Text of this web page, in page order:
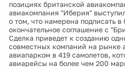
позициях британской
авиакомпания "Иберия"
о том, что намерена подписать
окончательное соглашение с
Сделка приведет к созданию
совместных компаний на рынке
авиапарком в 419 самолетов,
авиарейсы на более чем 200